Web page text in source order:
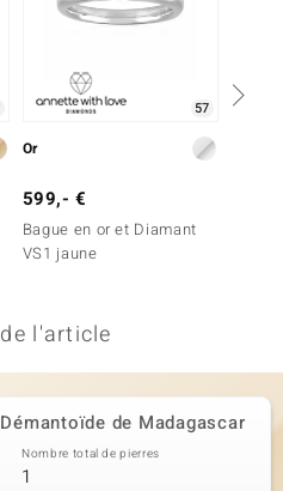
57
Or
599,- €
Bague en or et Diamant
VS1 jaune
l'article
de Madagascar
Nombre total de pierres
1